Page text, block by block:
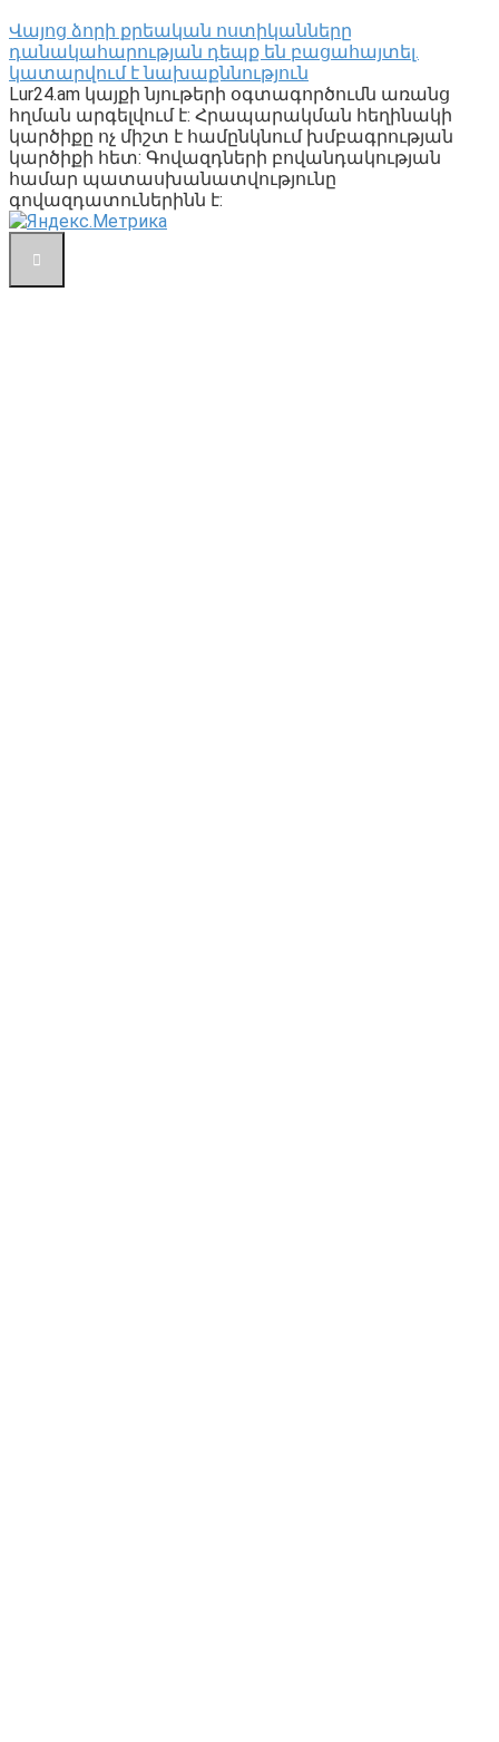
Վայոց ձորի քրեական ոստիկանները
դանակահարության դեպք են բացահայտել․
կատարվում է նախաքննություն
Lur24.am կայքի նյութերի օգտագործումն առանց
հղման արգելվում է: Հրապարակման հեղինակի
կարծիքը ոչ միշտ է համընկնում խմբագրության
կարծիքի հետ: Գովազդների բովանդակության
համար պատասխանատվությունը
գովազդատուներինն է: